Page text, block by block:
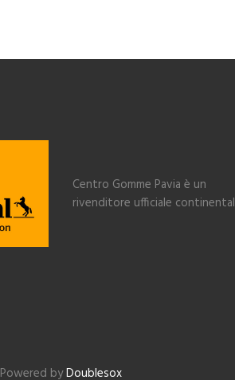
Centro Gomme Pavia è un
rivenditore ufficiale continental
Powered byDoublesox